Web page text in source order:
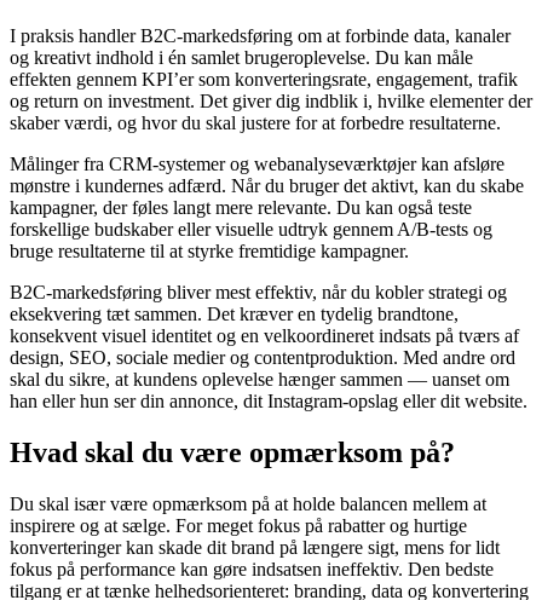
I praksis handler B2C-markedsføring om at forbinde data, kanaler
og kreativt indhold i én samlet brugeroplevelse. Du kan måle
effekten gennem KPI’er som konverteringsrate, engagement, trafik
og return on investment. Det giver dig indblik i, hvilke elementer der
skaber værdi, og hvor du skal justere for at forbedre resultaterne.
Målinger fra CRM-systemer og webanalyseværktøjer kan afsløre
mønstre i kundernes adfærd. Når du bruger det aktivt, kan du skabe
kampagner, der føles langt mere relevante. Du kan også teste
forskellige budskaber eller visuelle udtryk gennem A/B-tests og
bruge resultaterne til at styrke fremtidige kampagner.
B2C-markedsføring bliver mest effektiv, når du kobler strategi og
eksekvering tæt sammen. Det kræver en tydelig brandtone,
konsekvent visuel identitet og en velkoordineret indsats på tværs af
design, SEO, sociale medier og contentproduktion. Med andre ord
skal du sikre, at kundens oplevelse hænger sammen — uanset om
han eller hun ser din annonce, dit Instagram-opslag eller dit website.
Hvad skal du være opmærksom på?
Du skal især være opmærksom på at holde balancen mellem at
inspirere og at sælge. For meget fokus på rabatter og hurtige
konverteringer kan skade dit brand på længere sigt, mens for lidt
fokus på performance kan gøre indsatsen ineffektiv. Den bedste
tilgang er at tænke helhedsorienteret: branding, data og konvertering